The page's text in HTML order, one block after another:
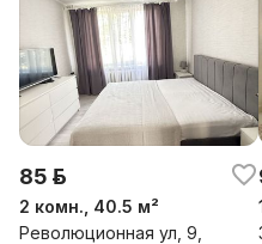
85 р.
2 комн., 40.5 м²
Революционная ул, 9,